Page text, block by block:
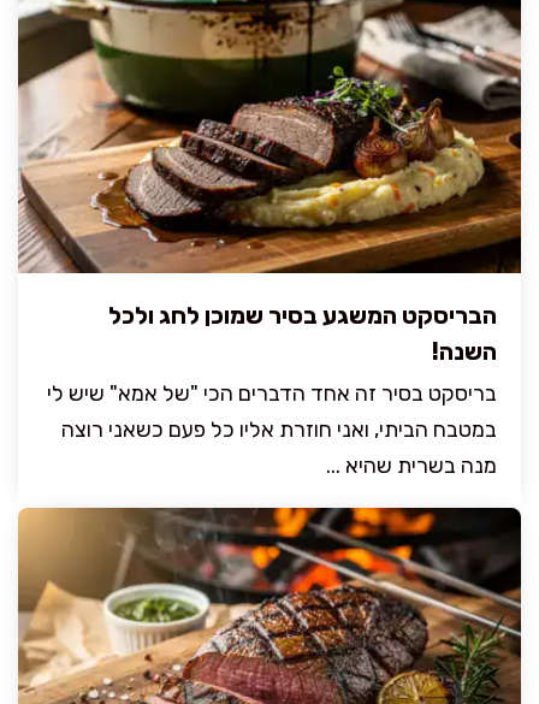
הבריסקט המשגע בסיר שמוכן לחג ולכל
השנה!
בריסקט בסיר זה אחד הדברים הכי "של אמא" שיש לי
במטבח הביתי, ואני חוזרת אליו כל פעם כשאני רוצה
מנה בשרית שהיא ...